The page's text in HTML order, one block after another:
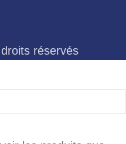
réservés